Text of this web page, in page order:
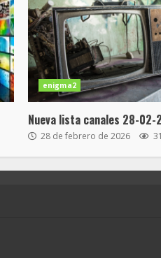
enigma2
Nueva lista canales 28-02-
28 de febrero de 2026